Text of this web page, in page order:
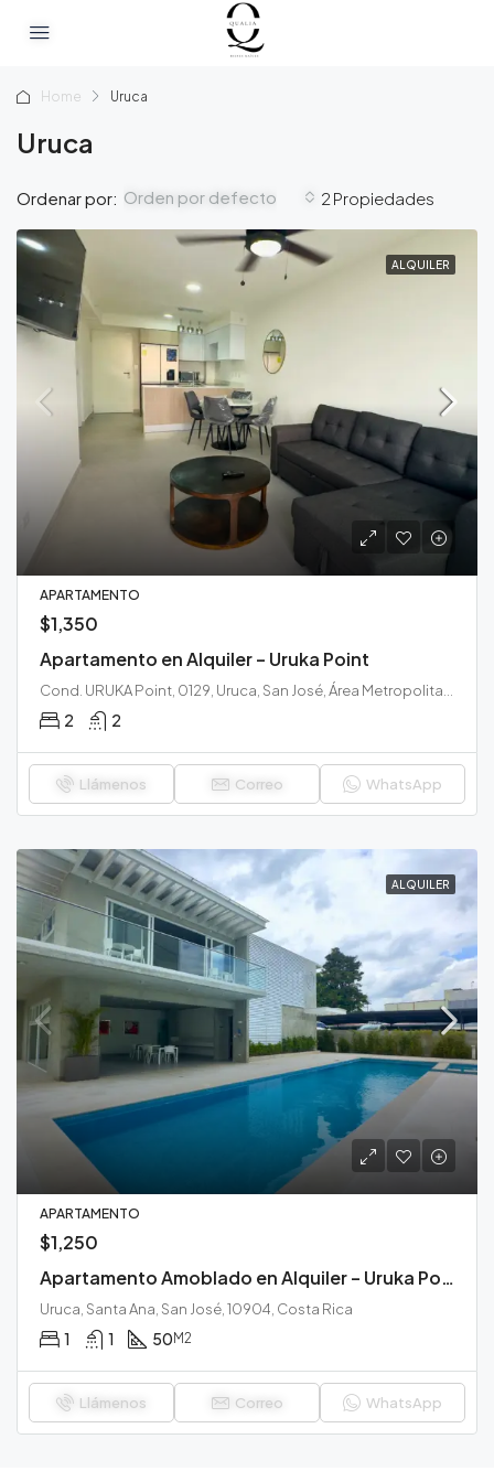
Home Uruca
Uruca
2 Propiedades
Ordenar por: Orden por defecto
ALQUILER
APARTAMENTO
$1,350
Apartamento en Alquiler – Uruka Point
2 2
Llámenos Correo WhatsApp
ALQUILER
APARTAMENTO
$1,250
Apartamento Amoblado en Alquiler – Uruka Point
Uruca, Santa Ana, San José, 10904, Costa Rica
1 1 50M2
Llámenos Correo WhatsApp